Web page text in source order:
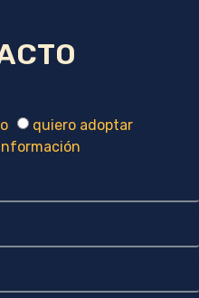
quiero adoptar